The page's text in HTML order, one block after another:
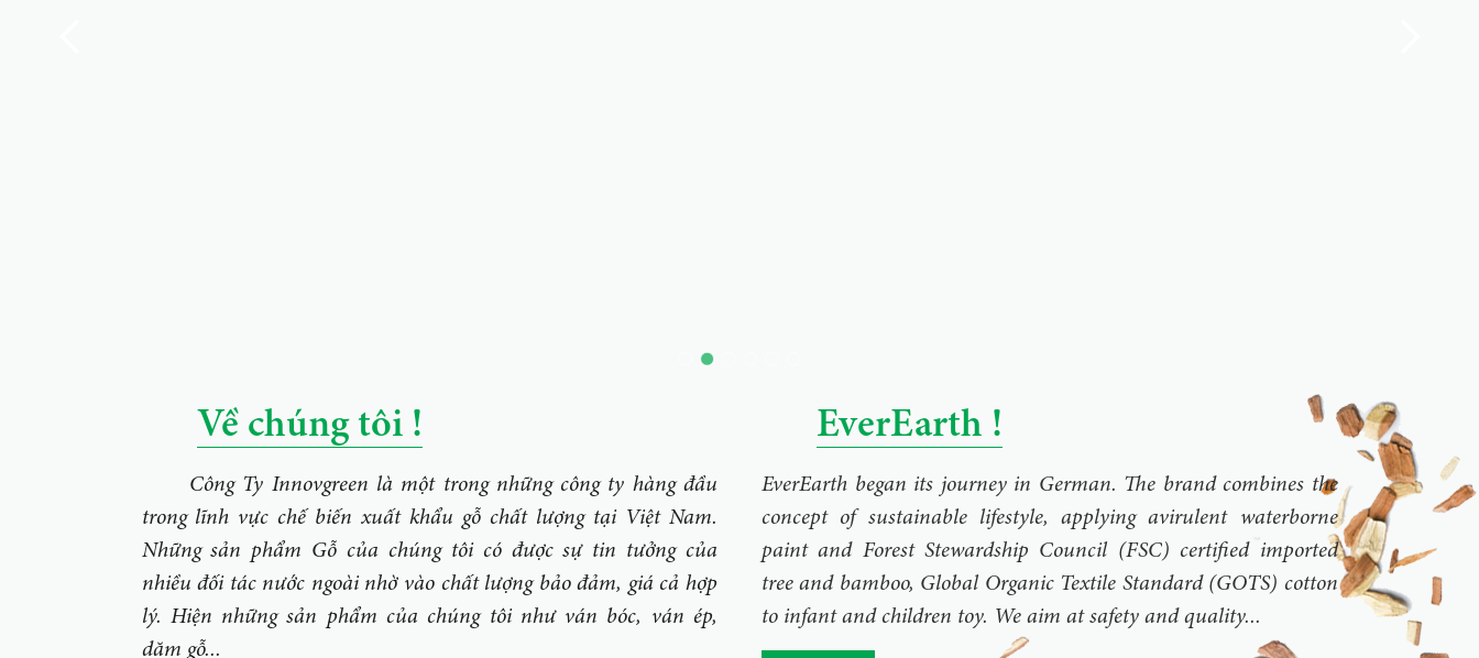
Về chúng tôi !
Công Ty Innovgreen là một trong những công ty hàng đầu
trong lĩnh vực chế biến xuất khẩu gỗ chất lượng tại Việt Nam.
Những sản phẩm Gỗ của chúng tôi có được sự tin tưởng của
nhiều đối tác nước ngoài nhờ vào chất lượng bảo đảm, giá cả hợp
lý. Hiện những sản phẩm của chúng tôi như ván bóc, ván ép,
dăm gỗ...
EverEarth !
EverEarth began its journey in German. The brand combines the
concept of sustainable lifestyle, applying avirulent waterborne
paint and Forest Stewardship Council (FSC) certified imported
tree and bamboo, Global Organic Textile Standard (GOTS) cotton
to infant and children toy. We aim at safety and quality...